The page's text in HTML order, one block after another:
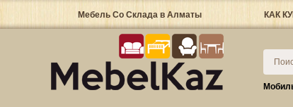
Мебель Со Склада в Алматы КАК